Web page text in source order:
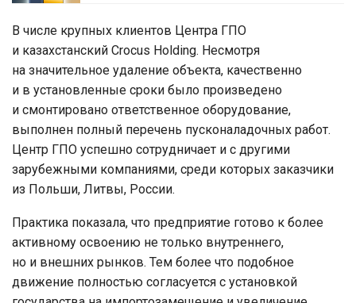
В числе крупных клиентов Центра ГПО
и казахстанский Crocus Holding. Несмотря
на значительное удаление объекта, качественно
и в установленные сроки было произведено
и смонтировано ответственное оборудование,
выполнен полный перечень пусконаладочных работ.
Центр ГПО успешно сотрудничает и с другими
зарубежными компаниями, среди которых заказчики
из Польши, Литвы, России.
Практика показала, что предприятие готово к более
активному освоению не только внутреннего,
но и внешних рынков. Тем более что подобное
движение полностью согласуется с установкой